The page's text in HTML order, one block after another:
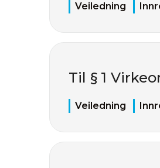
Veiledning
Til § 1
Veiledning